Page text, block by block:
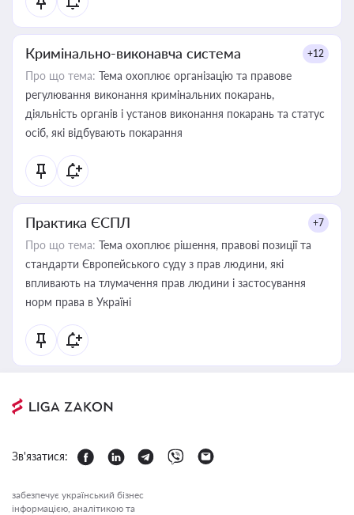
Кримінально-виконавча система +12
Про що тема: Тема охоплює організацію та правове
регулювання виконання кримінальних покарань,
діяльність органів і установ виконання покарань та статус
осіб, які відбувають покарання
Практика ЄСПЛ +7
Про що тема: Тема охоплює рішення, правові позиції та
стандарти Європейського суду з прав людини, які
впливають на тлумачення прав людини і застосування
норм права в Україні
Зв'язатися:
забезпечує український бізнес
інформацією, аналітикою та